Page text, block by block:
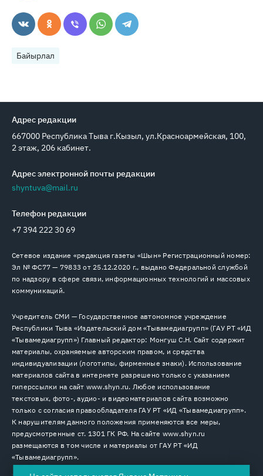
Байырлал
Адрес редакции
667000 Республика Тыва г.Кызыл, ул.Красноармейская, 100,
2 этаж, 206 кабинет.
Адрес электронной почты редакции
shyntuva@mail.ru
Телефон редакции
+7 394 222 30 69
Сетевое издание «редакция газеты «Шын» Регистрационный номер:
Эл № ФС77 — 79833 от 25.12.2020 г., выдано Федеральной службой
по надзору в сфере связи, информационных технологий и массовых
коммуникаций.
Учредитель СМИ — Государственное автономное учреждение
Республики Тыва «Издательский дом «Тывамедиагрупп» (ГАУ РТ «ИД
«Тывамедиагрупп») Главный редактор: Монгуш С.Н. Сайт содержит
материалы, охраняемые авторским правом, и средства
индивидуализации (логотипы, фирменные знаки). Использование
материалов сайта в интернете разрешено только с указанием
гиперссылки на сайт www.shyn.ru. Любое использование
текстовых, фото-, аудио- и видеоматериалов сайта возможно
только с согласия правообладателя ГАУ РТ «ИД «Тывамедиагрупп».
К нарушителям данного положения применяются все меры,
предусмотренные ст. 1301 ГК РФ. На сайте www.shyn.ru
размещаются в том числе и материалы от ГАУ РТ «ИД
«Тывамедиагрупп».